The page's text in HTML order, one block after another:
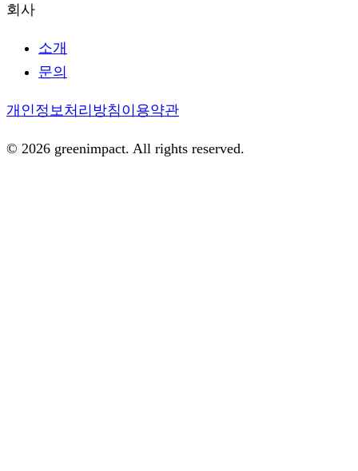
회사
소개
문의
개인정보처리방침이용약관
© 2026 greenimpact. All rights reserved.